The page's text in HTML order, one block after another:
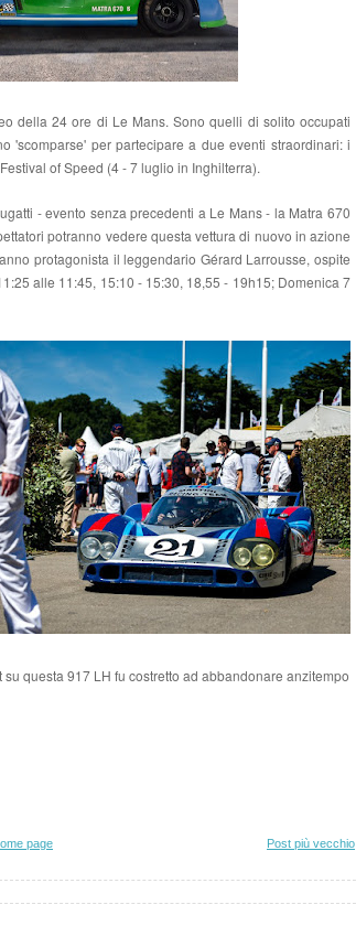
della 24 ore di Le Mans. Sono quelli di solito occupati
'scomparse' per partecipare a due eventi straordinari: i
of Speed ​​(4 - 7 luglio in Inghilterra).
- evento senza precedenti a Le Mans - la Matra 670
potranno vedere questa vettura di nuovo in azione
protagonista il leggendario Gérard Larrousse, ospite
alle 11:45, 15:10 - 15:30, 18,55 - 19h15; Domenica 7
questa 917 LH fu costretto ad abbandonare anzitempo
Post più vecchio
page